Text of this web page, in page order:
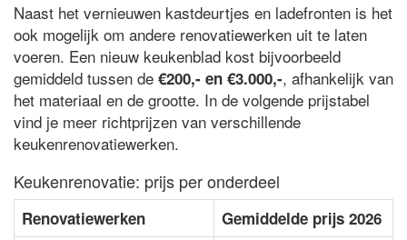
Naast het vernieuwen kastdeurtjes en ladefronten is het
ook mogelijk om andere renovatiewerken uit te laten
voeren. Een nieuw keukenblad kost bijvoorbeeld
gemiddeld tussen de €200,- en €3.000,-, afhankelijk van
het materiaal en de grootte. In de volgende prijstabel
vind je meer richtprijzen van verschillende
keukenrenovatiewerken.
Keukenrenovatie: prijs per onderdeel
Renovatiewerken Gemiddelde prijs 2026